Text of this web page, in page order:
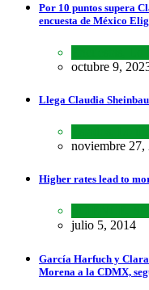
Por 10 puntos supera
encuesta de México
octubre 9,
Llega Claudia
noviembre 27,
Higher rates lead to
julio 5, 2014
García Harfuch y
Morena a la CDMX,